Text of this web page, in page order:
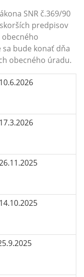
SNR č.369/90
predpisov
bude konať dňa
obecného úradu.